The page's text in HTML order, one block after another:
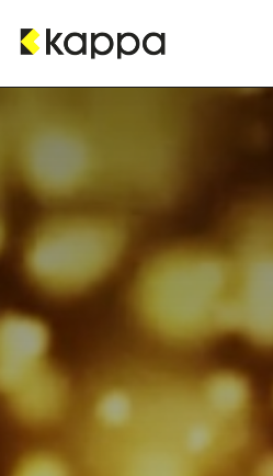
Zum Inhalt springen